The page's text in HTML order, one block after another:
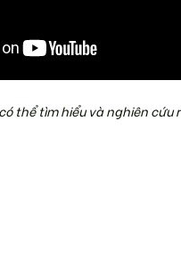
thể tìm hiểu và nghiên